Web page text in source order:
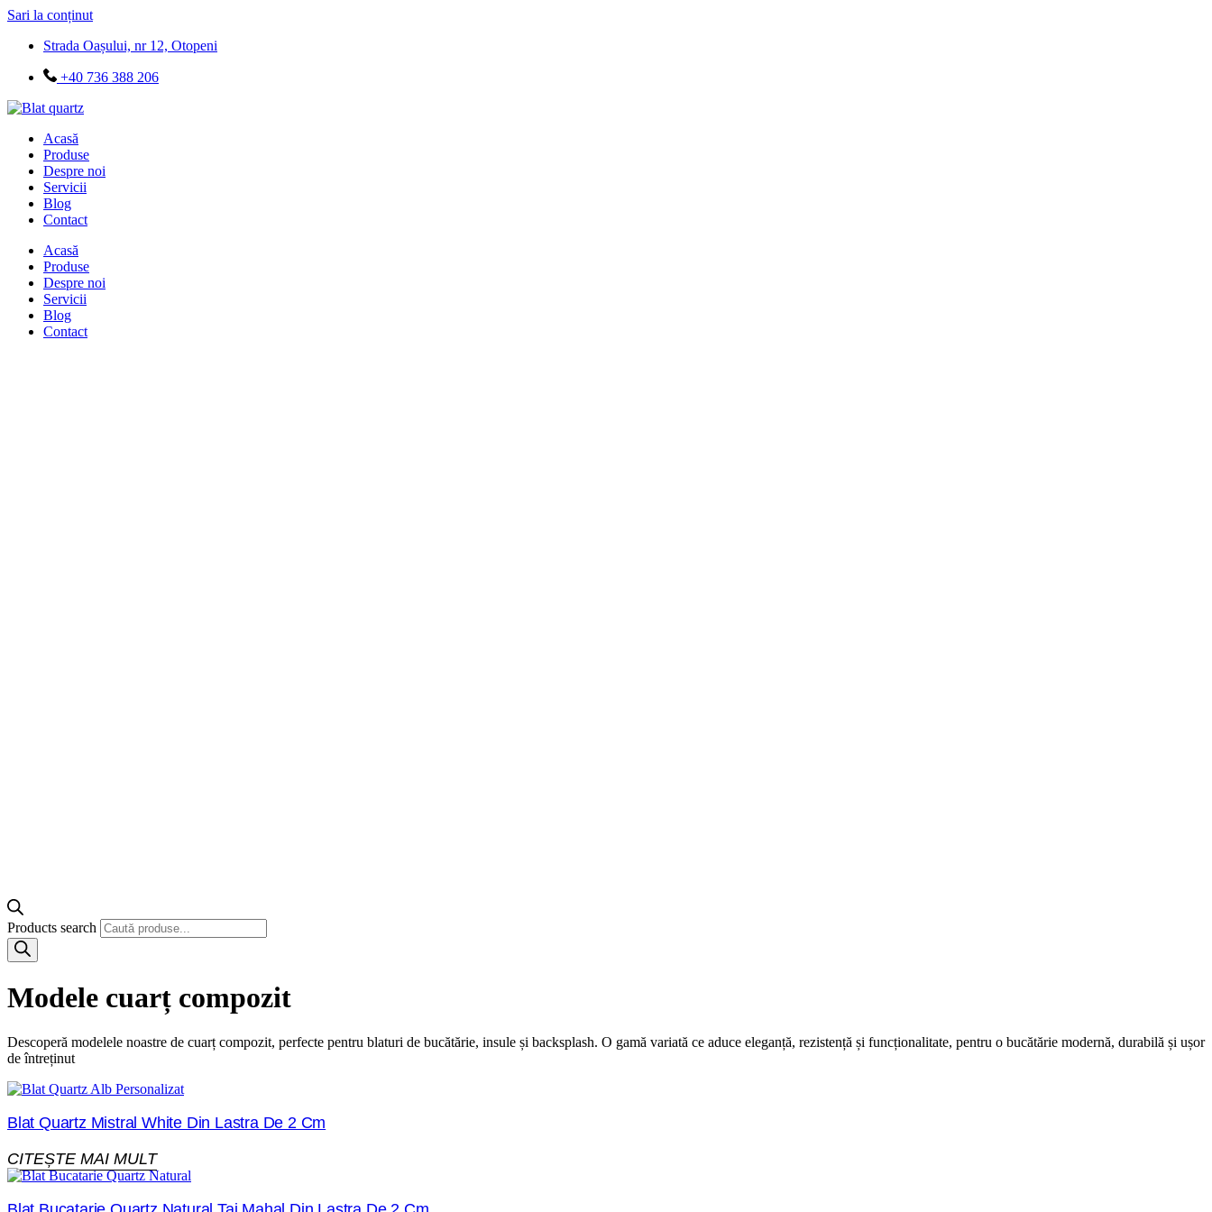
Sari la conținut
Strada Oașului, nr 12, Otopeni
+40 736 388 206
Acasă
Produse
Despre noi
Servicii
Blog
Contact
Acasă
Produse
Despre noi
Servicii
Blog
Contact
Products search
Modele cuarț compozit
Descoperă modelele noastre de cuarț compozit, perfecte pentru blaturi de bucătărie, insule și backsplash. O gamă variată ce aduce eleganță, rezistență și funcționalitate, pentru o bucătărie modernă, durabilă și ușor
de întreținut
Blat Quartz Mistral White Din Lastra De 2 Cm
CITEȘTE MAI MULT